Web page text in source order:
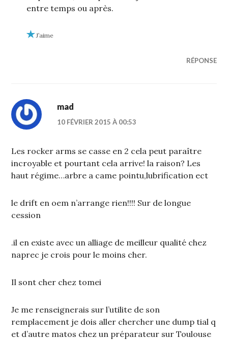
entre temps ou après.
J’aime
RÉPONSE
mad
10 FÉVRIER 2015 À 00:53
Les rocker arms se casse en 2 cela peut paraître
incroyable et pourtant cela arrive! la raison? Les
haut régime…arbre a came pointu,lubrification ect
le drift en oem n’arrange rien!!!! Sur de longue
cession
.il en existe avec un alliage de meilleur qualité chez
naprec je crois pour le moins cher.
Il sont cher chez tomei
Je me renseignerais sur l’utilite de son
remplacement je dois aller chercher une dump tial q
et d’autre matos chez un préparateur sur Toulouse